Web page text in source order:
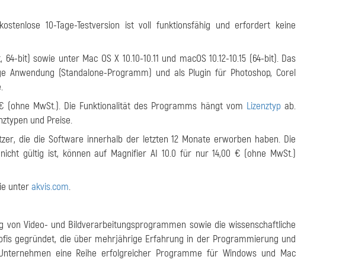
10-Tage-Testversion ist voll funktionsfähig und erfordert keine
bit) sowie unter Mac OS X 10.10-10.11 und macOS 10.12-10.15 (64-bit). Das
(Standalone-Programm) und als Plugin für Photoshop, Corel
MwSt.). Die Funktionalität des Programms hängt vom Lizenztyp ab.
und Preise.
die die Software innerhalb der letzten 12 Monate erworben haben. Die
gültig ist, können auf Magnifier AI 10.0 für nur 14,00 € (ohne MwSt.)
unterakvis.com.
von Video- und Bildverarbeitungsprogrammen sowie die wissenschaftliche
gegründet, die über mehrjährige Erfahrung in der Programmierung und
eine Reihe erfolgreicher Programme für Windows und Mac